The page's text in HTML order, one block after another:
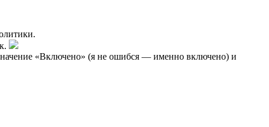
«Включено» (я не ошибся — именно включено) и